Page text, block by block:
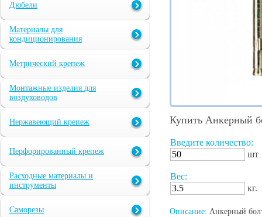
Дюбели
Материалы для
кондиционирования
Метрический крепеж
Монтажные изделия для
воздуховодов
Нержавеющий крепеж
Перфорированный крепеж
Расходные материалы и
инструменты
Саморезы
Купить Анкерный
Введите количество:
шт
Вес:
кг.
Описание: Анкерный